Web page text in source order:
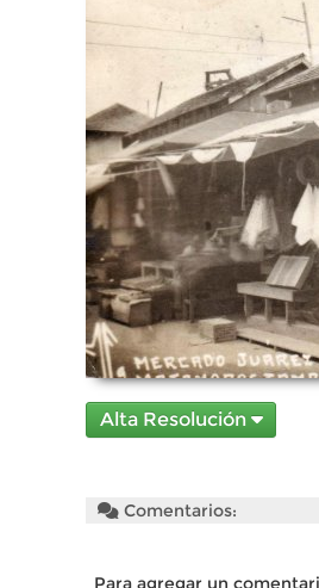
Alta Resolución
Comentarios:
Para agregar un